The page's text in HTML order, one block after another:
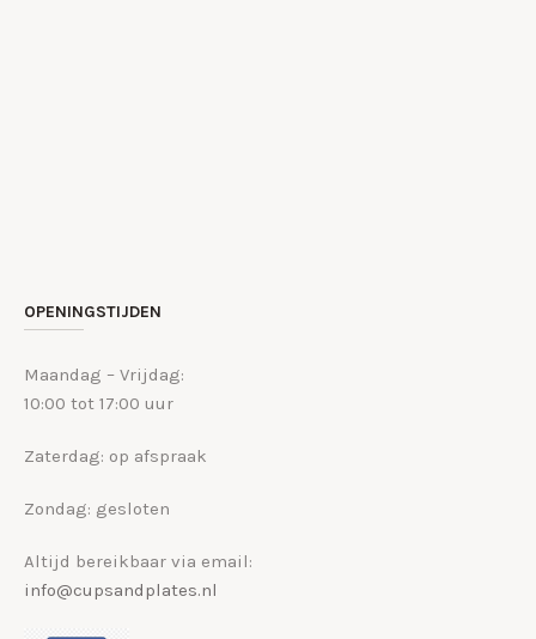
OPENINGSTIJDEN
Maandag – Vrijdag:
10:00 tot 17:00 uur
Zaterdag: op afspraak
Zondag: gesloten
Altijd bereikbaar via email:
info@cupsandplates.nl